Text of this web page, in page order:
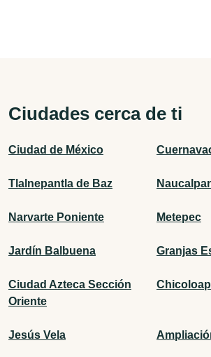
Ciudades cerca de ti
Ciudad de México
Tlalnepantla de Baz
Narvarte Poniente Metepec
Jardín Balbuena Granjas
Ciudad Azteca Sección
Oriente
Jesús Vela